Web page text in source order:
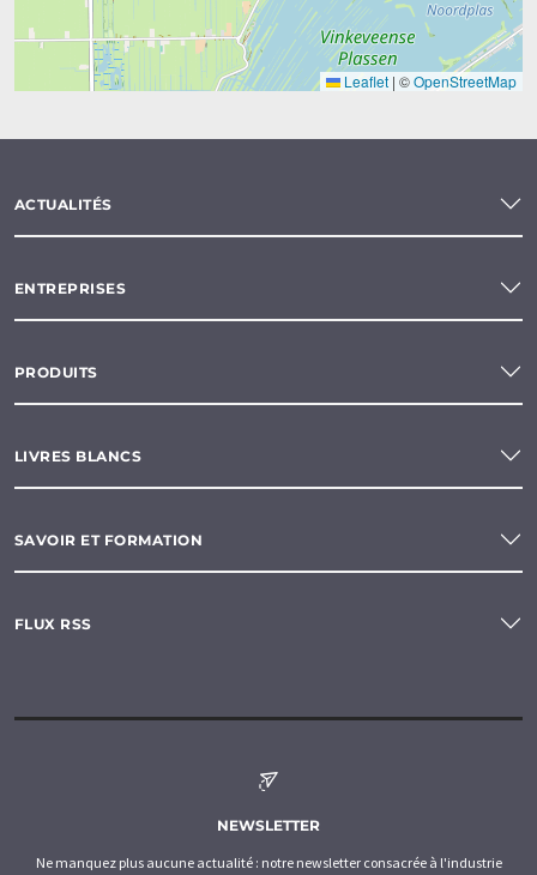
Leaflet | ©OpenStreetMap
ACTUALITÉS
ENTREPRISES
PRODUITS
LIVRES BLANCS
SAVOIR ET FORMATION
FLUX RSS
NEWSLETTER
Ne manquez plus aucune actualité : notre newsletter consacrée à l'industrie